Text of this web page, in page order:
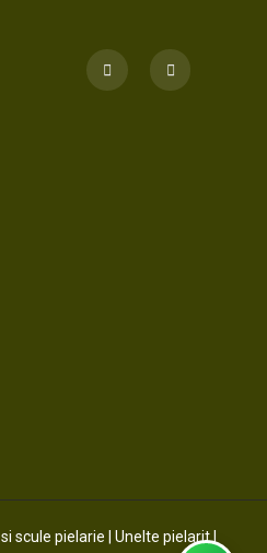
a
c
n
s
scule pielarie | Unelte pielarit |